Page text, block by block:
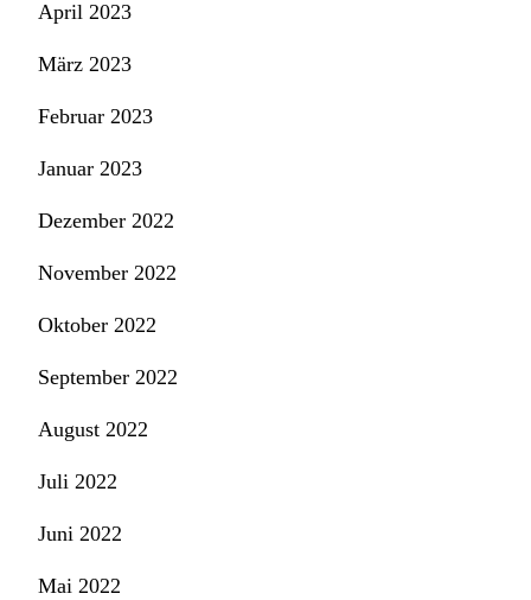
April 2023
März 2023
Februar 2023
Januar 2023
Dezember 2022
November 2022
Oktober 2022
September 2022
August 2022
Juli 2022
Juni 2022
Mai 2022